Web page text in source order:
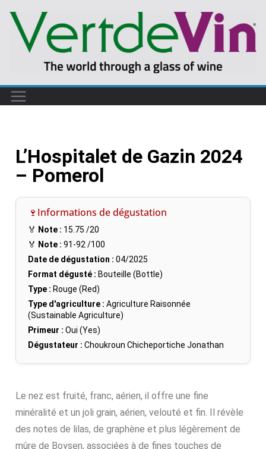
L’Hospitalet de Gazin 2024
– Pomerol
🍷Informations de dégustation
🏅 Note : 15.75 /20
🏅 Note : 91-92 /100
Date de dégustation : 04/2025
Format dégusté : Bouteille (Bottle)
Type : Rouge (Red)
Type d'agriculture : Agriculture Raisonnée
(Sustainable Agriculture)
Primeur : Oui (Yes)
Dégustateur : Choukroun Chicheportiche Jonathan
Le nez est fruité, franc, aérien, il offre une fine
minéralité et un joli grain, aérien, velouté et fin. Il révèle
des notes de lilas, de graphène et plus légèrement de
mûre de Boysen, associées à de fines touches de